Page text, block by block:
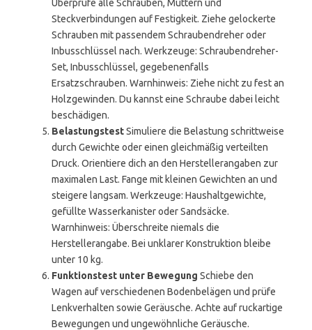
Überprüfe alle Schrauben, Muttern und
Steckverbindungen auf Festigkeit. Ziehe gelockerte
Schrauben mit passendem Schraubendreher oder
Inbusschlüssel nach. Werkzeuge: Schraubendreher-
Set, Inbusschlüssel, gegebenenfalls
Ersatzschrauben. Warnhinweis: Ziehe nicht zu fest an
Holzgewinden. Du kannst eine Schraube dabei leicht
beschädigen.
BelastungstestSimuliere die Belastung schrittweise
durch Gewichte oder einen gleichmäßig verteilten
Druck. Orientiere dich an den Herstellerangaben zur
maximalen Last. Fange mit kleinen Gewichten an und
steigere langsam. Werkzeuge: Haushaltgewichte,
gefüllte Wasserkanister oder Sandsäcke.
Warnhinweis: Überschreite niemals die
Herstellerangabe. Bei unklarer Konstruktion bleibe
unter 10 kg.
Funktionstest unter Bewegung Schiebe den
Wagen auf verschiedenen Bodenbelägen und prüfe
Lenkverhalten sowie Geräusche. Achte auf ruckartige
Bewegungen und ungewöhnliche Geräusche.